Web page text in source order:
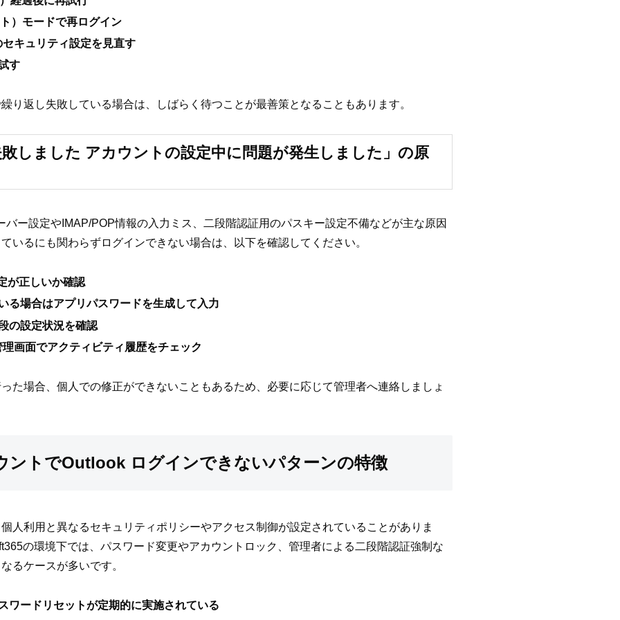
）モードで再ログイン
キュリティ設定を見直す
す
り返し失敗している場合は、しばらく待つことが最善策となることもあります。
しました アカウントの設定中に問題が発生しました」の原
バー設定やIMAP/POP情報の入力ミス、二段階認証用のパスキー設定不備などが主な原因
いるにも関わらずログインできない場合は、以下を確認してください。
が正しいか確認
る場合はアプリパスワードを生成して入力
の設定状況を確認
画面でアクティビティ履歴をチェック
た場合、個人での修正ができないこともあるため、必要に応じて管理者へ連絡しましょ
ントでOutlook ログインできないパターンの特徴
人利用と異なるセキュリティポリシーやアクセス制御が設定されていることがありま
の環境下では、パスワード変更やアカウントロック、管理者による二段階認証強制な
るケースが多いです。
ワードリセットが定期的に実施されている